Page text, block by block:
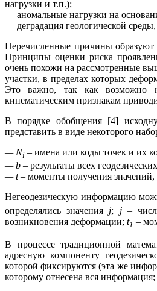
нагрузки и т.п.);
— аномальные нагрузки на
— деградация геологической
Перечисленные причины
Принципы оценки риска
очень похожи на рассмотренные
участки, в пределах которых
Это важно, так как возможно
кинематическим признакам
В порядке обобщения [4]
представить в виде некоторого
— Ni – имена или коды точек и их
—b – результаты всех
— t– моменты получения
Негеодезическую информацию
определялись значения j; j–
возникновения деформации; t1 –
В процессе традиционной
адресную компоненту
которой фиксируются (эта же
которому отнесена вся информация;